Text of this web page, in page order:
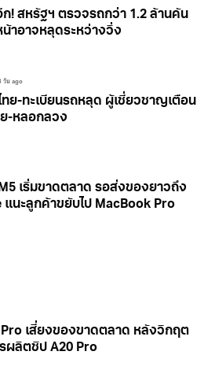
ก! สหรัฐฯ ตรวจรถกว่า 1.2 ล้านคัน
าอาจหลุดระหว่างวิ่ง
วัน ago
ย-ทะเบียนรถหลุด ผู้เชี่ยวชาญเตือน
-หลอกลวง
เริ่มขาดตลาด รอส่งของยาวถึง
นะลูกค้าขยับไป MacBook Pro
Pro เสี่ยงของขาดตลาด หลังวิกฤต
ผลิตชิป A20 Pro